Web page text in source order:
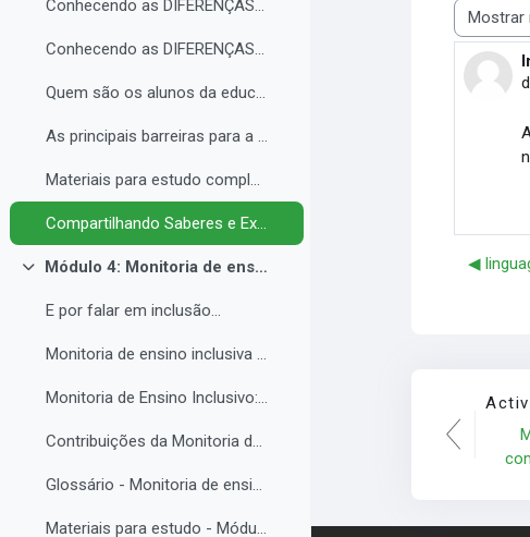
Conhecendo as DIFERENÇAS para promover a IGUALDADE com EQUIDADE.
Conhecendo as DIFERENÇAS para promover a IGUALDADE com EQUIDADE.
Quem são os alunos da educação inclusiva.
As principais barreiras para a inclusão.
Materiais para estudo complementar - Módulo 3.
Compartilhando Saberes e Experiências. 2
Colapsar
Módulo 4: Monitoria de ensino inclusiva no processo formativo de estudantes com Necessidades Educacionais Específicas - NEE no contexto da Educação Profissional e Tecnológica.
E por falar em inclusão...
Monitoria de ensino inclusiva junto a estudante com Necessidades Educacionais Específicas - NEE no contexto da Educação Profissional e Tecnológica.
Monitoria de Ensino Inclusivo: Conceitos e Objetivos.
Contribuições da Monitoria de ensino inclusiva para o estudante com Necessidades Educacionais Específicas.
Glossário - Monitoria de ensino e educação inclusiva.
Materiais para estudo - Módulo 4.
Mostrar
◀︎